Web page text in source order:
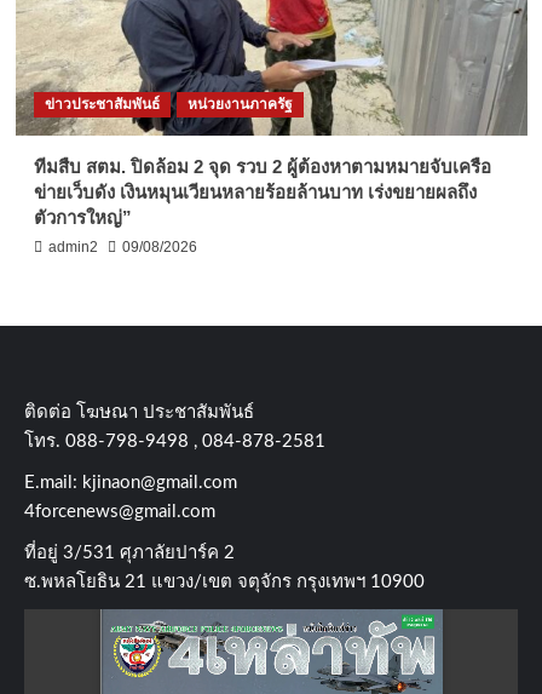
ข่าวประชาสัมพันธ์ หน่วยงานภาครัฐ
ทีมสืบ สตม. ปิดล้อม 2 จุด รวบ 2 ผู้ต้องหาตามหมายจับเครือ
ข่ายเว็บดัง เงินหมุนเวียนหลายร้อยล้านบาท เร่งขยายผลถึง
ตัวการใหญ่”
admin2 09/08/2026
ติดต่อ​ โฆษณา​ ประชาสัมพันธ์
โทร​. 088-798-9498 , 084-878-2581
E.mail: kjinaon@gmail.com
4forcenews@gmail.com
ที่อยู่​ 3/531​ ศุภาลัยปาร์ค​ 2
ซ.พหลโยธิน​ 21​ แขวง/เขต​ จตุจักร​ กรุงเทพฯ 10900